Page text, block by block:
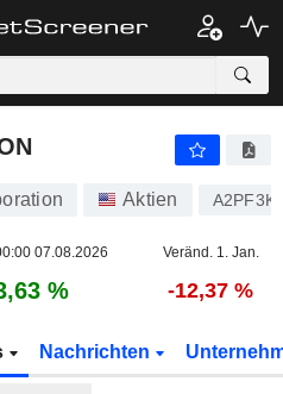
Aktien A2PF3K
07.08.2026 Veränd. 1. Jan.
% -12,37 %
Nachrichten